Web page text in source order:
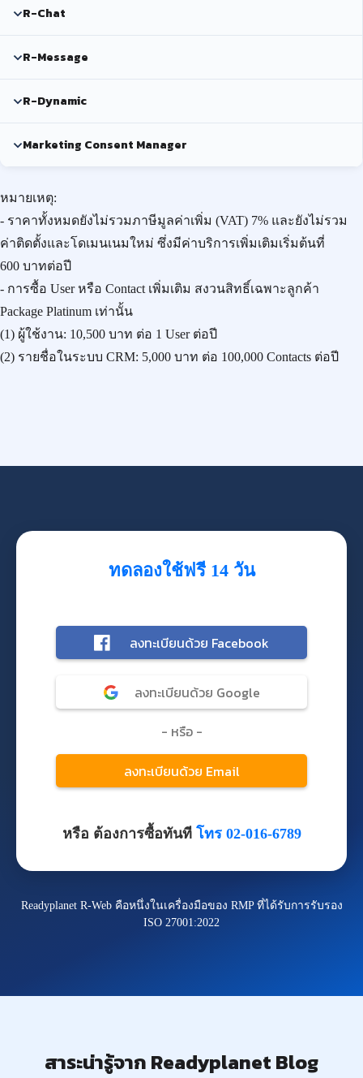
R-Chat
R-Message
R-Dynamic
Marketing Consent Manager
หมายเหตุ:
- ราคาทั้งหมดยังไม่รวมภาษีมูลค่าเพิ่ม (VAT) 7% และยังไม่รวม
ค่าติดตั้งและโดเมนเนมใหม่ ซึ่งมีค่าบริการเพิ่มเติมเริ่มต้นที่
600 บาทต่อปี
- การซื้อ User หรือ Contact เพิ่มเติม สงวนสิทธิ์เฉพาะลูกค้า
Package Platinum เท่านั้น
(1) ผู้ใช้งาน: 10,500 บาท ต่อ 1 User ต่อปี
(2) รายชื่อในระบบ CRM: 5,000 บาท ต่อ 100,000 Contacts ต่อปี
ทดลองใช้ฟรี 14 วัน
หรือ ต้องการซื้อทันที โทร 02-016-6789
Readyplanet R-Web คือหนึ่งในเครื่องมือของ RMP ที่ได้รับการรับรอง
ISO 27001:2022
สาระน่ารู้จาก Readyplanet Blog